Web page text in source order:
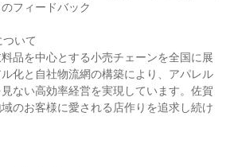
フィードバック
いて
品を中心とする小売チェーンを全国に展
化と自社物流網の構築により、アパレル
ない高効率経営を実現しています。佐賀
のお客様に愛される店作りを追求し続け